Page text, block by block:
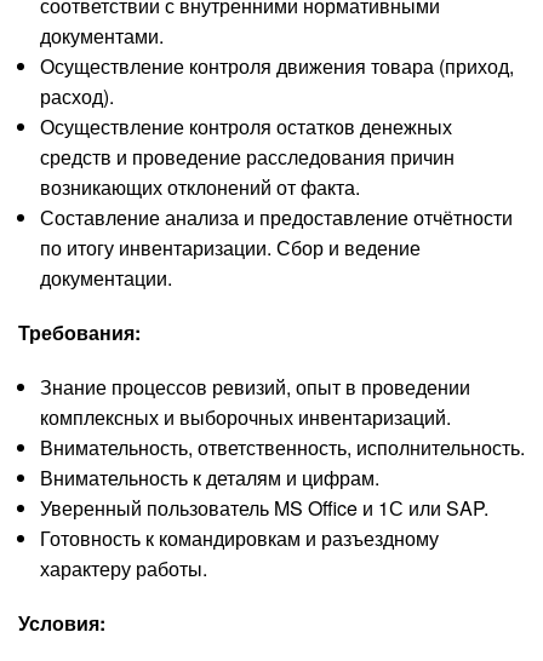
документами.
Осуществление контроля движения товара (приход,
расход).
Осуществление контроля остатков денежных
средств и проведение расследования причин
возникающих отклонений от факта.
Составление анализа и предоставление отчётности
по итогу инвентаризации. Сбор и ведение
документации.
Требования:
Знание процессов ревизий, опыт в проведении
комплексных и выборочных инвентаризаций.
Внимательность, ответственность, исполнительность.
Внимательность к деталям и цифрам.
Уверенный пользователь MS Office и 1С или SAP.
Готовность к командировкам и разъездному
характеру работы.
Условия: